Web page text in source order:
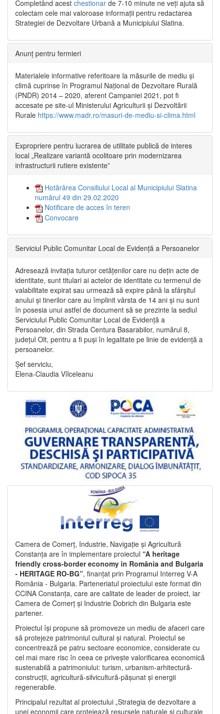
Completând acest chestionar de 7-10 minute ne veți ajuta să
colectam cele mai valoroase informații pentru redactarea
Strategiei de Dezvoltare Urbană a Municipiului Slatina.
Anunț pentru fermieri
Materialele informative referitoare la măsurile de mediu și
climă cuprinse în Programul Național de Dezvoltare Rurală
(PNDR) 2014 – 2020, aferent Campaniei 2021, pot fi
accesate pe site-ul Ministerului Agriculturii și Dezvoltării
Rurale https://www.madr.ro/masuri-de-mediu-si-clima.html
Expropriere pentru lucrarea de utilitate publică de interes
local „Realizare variantă ocolitoare prin modernizarea
infrastructurii rutiere existente”
Hotărârea Consiliului Local al Municipiului Slatina
numărul 49 din 29.02.2020
Notificare de acces în teren
Convocare
Serviciul Public Comunitar Local de Evidență a Persoanelor
Adresează invitația tuturor cetățenilor care nu dețin acte de
identitate, sunt titulari ai actelor de identitate cu termenul de
valabilitate expirat sau urmează să expire până la sfârșitul
anului și tinerilor care au împlinit vârsta de 14 ani și nu sunt
în posesia unui astfel de document să se prezinte la sediul
Serviciului Public Comunitar Local de Evidență a
Persoanelor, din Strada Centura Basarabilor, numărul 8,
județul Olt, pentru a fi puși în legalitate pe linie de evidență a
persoanelor.
Șef serviciu,
Elena-Claudia Vîlceleanu
Camera de Comerț, Industrie, Navigație și Agricultură
Constanța are în implementare proiectul “A heritage
friendly cross-border economy in România and Bulgaria
- HERITAGE RO-BG”, finanțat prin Programul Interreg V-A
România - Bulgaria. Parteneriatul proiectului este format din
CCINA Constanța, care are calitate de leader de proiect, iar
Camera de Comerț și Industrie Dobrich din Bulgaria este
partener.
Proiectul își propune să promoveze un mediu de afaceri care
să protejeze patrimoniul cultural și natural. Proiectul se
concentrează pe patru sectoare economice, considerate cu
cel mai mare risc în ceea ce privește valorificarea economică
sustenabilă a patrimoniului: turism, urbanism-arhitectură-
construcții, agricultură-silvicultură-pășunat și energii
regenerabile.
Principalul rezultat al proiectului „Strategia de dezvoltare a
unei economii care protejează resursele naturale și culturale